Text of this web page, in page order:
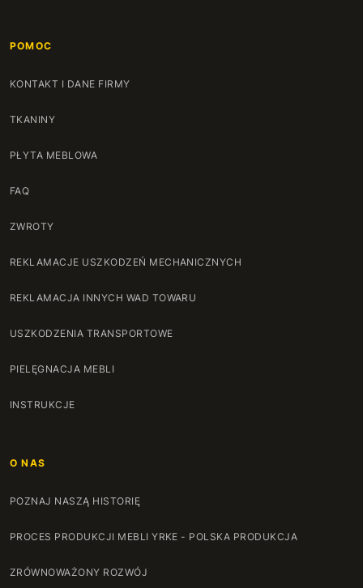
POMOC
KONTAKT I DANE FIRMY
TKANINY
PŁYTA MEBLOWA
FAQ
ZWROTY
REKLAMACJE USZKODZEŃ MECHANICZNYCH
REKLAMACJA INNYCH WAD TOWARU
USZKODZENIA TRANSPORTOWE
PIELĘGNACJA MEBLI
INSTRUKCJE
O NAS
POZNAJ NASZĄ HISTORIĘ
PROCES PRODUKCJI MEBLI YRKE - POLSKA PRODUKCJA
ZRÓWNOWAŻONY ROZWÓJ